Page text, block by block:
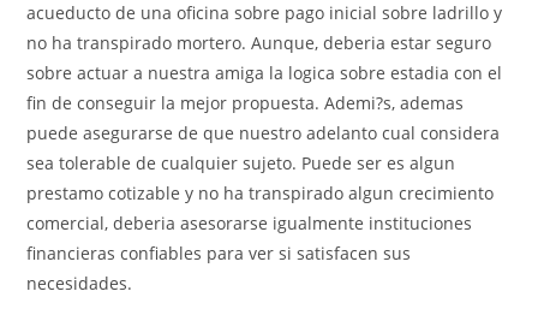
acueducto de una oficina sobre pago inicial sobre ladrillo y
no ha transpirado mortero. Aunque, deberi­a estar seguro
sobre actuar a nuestra amiga la logica sobre estadia con el
fin de conseguir la mejor propuesta. Ademi?s, ademas
puede asegurarse de que nuestro adelanto cual considera
sea tolerable de cualquier sujeto. Puede ser es algun
prestamo cotizable y no ha transpirado algun crecimiento
comercial, deberia asesorarse igualmente instituciones
financieras confiables para ver si satisfacen sus
necesidades.